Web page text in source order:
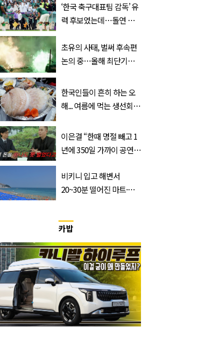
‘한국 축구대표팀 감독’ 유
력 후보였는데…돌연 코
‘거장’
초유의 사태, 벌써 후속편
논의 중…올해 최단기간
정체
한국인들이 흔히 하는 오
해... 여름에 먹는 생선회가
이은결 “한때 명절 빼고 1
년에 350일 가까이 공연했
(이유)
비키니 입고 해변서
20~30분 떨어진 마트·주
카밥